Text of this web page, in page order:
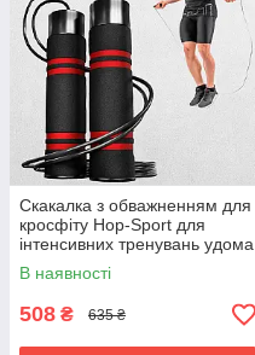
Скакалка з обважненням для
кросфіту Hop-Sport для
інтенсивних тренувань удома
та в залі
В наявності
508 ₴ 635 ₴